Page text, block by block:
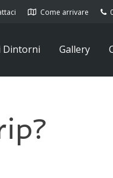
Come arrivare
Dintorni Gallery